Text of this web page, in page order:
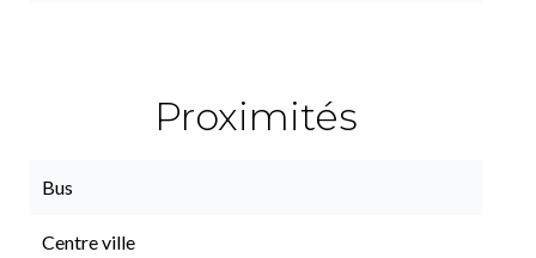
Proximités
Bus
Centre ville